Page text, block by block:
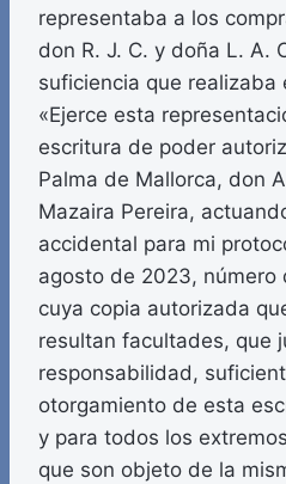
representaba a los
don R. J. C. y doña L. A.
suficiencia que realizaba
«Ejerce esta
escritura de poder
Palma de Mallorca, don
Mazaira Pereira,
accidental para mi
agosto de 2023, número
cuya copia autorizada
resultan facultades, que
responsabilidad,
otorgamiento de esta
y para todos los
que son objeto de la